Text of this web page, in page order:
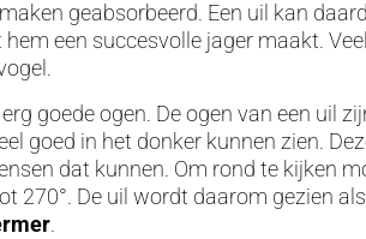
geabsorbeerd. Een uil kan
een succesvolle jager maakt.
goede ogen. De ogen van een uil
goed in het donker kunnen zien.
dat kunnen. Om rond te kijken
270°. De uil wordt daarom gezien
.